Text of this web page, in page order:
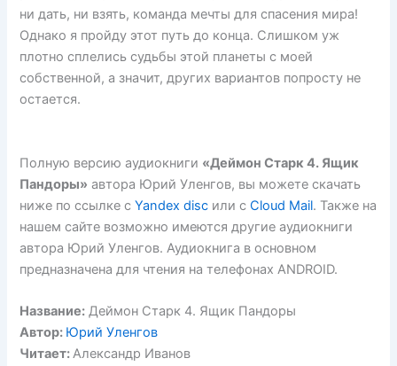
ни дать, ни взять, команда мечты для спасения мира!
Однако я пройду этот путь до конца. Слишком уж
плотно сплелись судьбы этой планеты с моей
собственной, а значит, других вариантов попросту не
остается.
Полную версию аудиокниги «Деймон Старк 4. Ящик
Пандоры» автора Юрий Уленгов, вы можете скачать
ниже по ссылке сYandex disc или сCloud Mail. Также на
нашем сайте возможно имеются другие аудиокниги
автора Юрий Уленгов. Аудиокнига в основном
предназначена для чтения на телефонах ANDROID.
Название: Деймон Старк 4. Ящик Пандоры
Автор: Юрий Уленгов
Читает:Александр Иванов